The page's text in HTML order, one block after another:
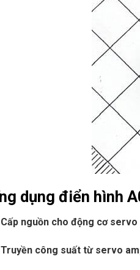
dụng điển hình
Cấp nguồn cho động cơ servo
Truyền công suất từ servo